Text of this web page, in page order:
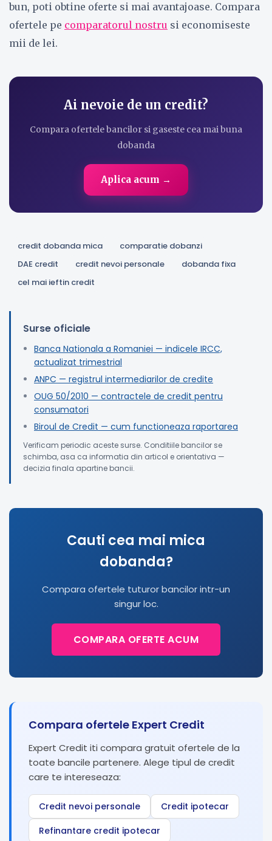
bun, poti obtine oferte si mai avantajoase. Compara
ofertele pe comparatorul nostru si economiseste
mii de lei.
Ai nevoie de un credit?
Compara ofertele bancilor si gaseste cea mai buna
dobanda
Aplica acum →
credit dobanda mica
comparatie dobanzi
DAE credit
credit nevoi personale
dobanda fixa
cel mai ieftin credit
Surse oficiale
Banca Nationala a Romaniei — indicele IRCC,
actualizat trimestrial
ANPC — registrul intermediarilor de credite
OUG 50/2010 — contractele de credit pentru
consumatori
Biroul de Credit — cum functioneaza raportarea
Verificam periodic aceste surse. Conditiile bancilor se
schimba, asa ca informatia din articol e orientativa —
decizia finala apartine bancii.
Cauti cea mai mica
dobanda?
Compara ofertele tuturor bancilor intr-un
singur loc.
COMPARA OFERTE ACUM
Compara ofertele Expert Credit
Expert Credit iti compara gratuit ofertele de la
toate bancile partenere. Alege tipul de credit
care te intereseaza:
Credit nevoi personale
Credit ipotecar
Refinantare credit ipotecar